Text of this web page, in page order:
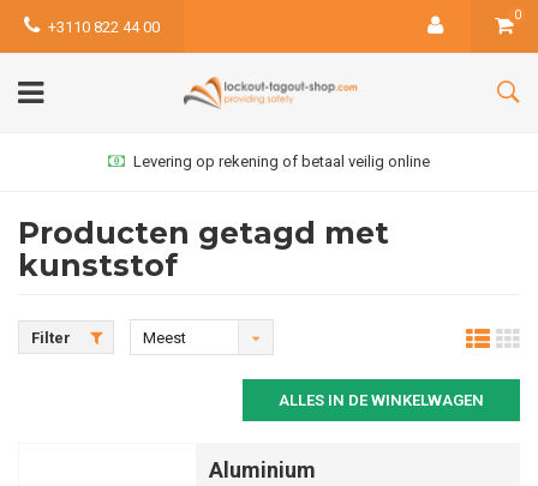
+3110 822 44 00
0
Levering op rekening of betaal veilig online
Producten getagd met
kunststof
Filter
Meest
ALLES IN DE WINKELWAGEN
Aluminium